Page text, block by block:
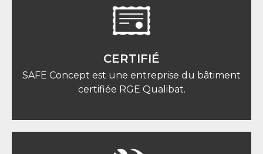
CERTIFIÉ
SAFE Concept est une entreprise du bâtiment
certifiée RGE Qualibat.